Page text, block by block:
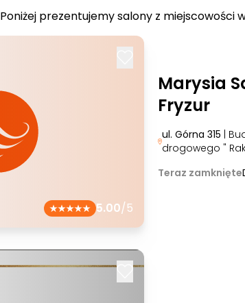
Poniżej prezentujemy salony z miejscowości
5.00/5
Marysia
Fryzur
ul. Górna 315 |
drogowego "
Teraz zamknięte